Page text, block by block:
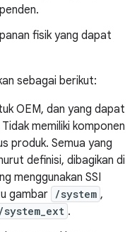
fisik yang dapat
sebagai berikut:
OEM, dan yang dapat
memiliki komponen
produk. Semua yang
definisi, dibagikan di
menggunakan SSI
gambar /system ,
/system_ext .